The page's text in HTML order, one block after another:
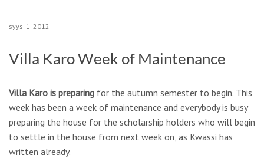
syys 1 2012
Villa Karo Week of Maintenance
Villa Karo is preparing for the autumn semester to begin. This
week has been a week of maintenance and everybody is busy
preparing the house for the scholarship holders who will begin
to settle in the house from next week on, as Kwassi has
written already.